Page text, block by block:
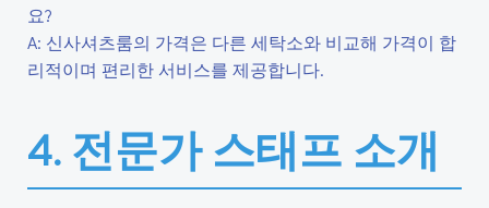
요?
A: 신사셔츠룸의 가격은 다른 세탁소와 비교해 가격이 합
리적이며 편리한 서비스를 제공합니다.
4. 전문가 스태프 소개